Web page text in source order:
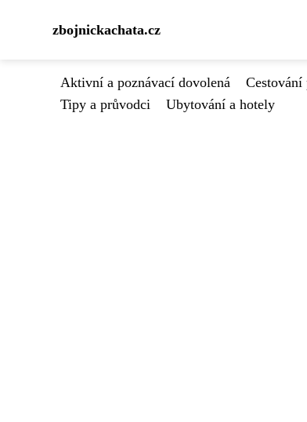
zbojnickachata.cz
Aktivní a poznávací dovolená Cestování
Tipy a průvodci
Ubytování a hotely